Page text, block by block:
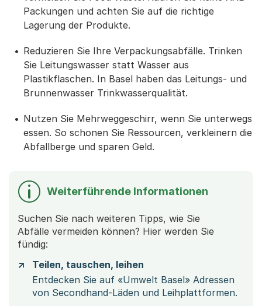
Packungen und achten Sie auf die richtige
Lagerung der Produkte.
Reduzieren Sie Ihre Verpackungsabfälle. Trinken
Sie Leitungswasser statt Wasser aus
Plastikflaschen. In Basel haben das Leitungs- und
Brunnenwasser Trinkwasserqualität.
Nutzen Sie Mehrweggeschirr, wenn Sie unterwegs
essen. So schonen Sie Ressourcen, verkleinern die
Abfallberge und sparen Geld.
Weiterführende Informationen
Suchen Sie nach weiteren Tipps, wie Sie
Abfälle vermeiden können? Hier werden Sie
fündig:
Teilen, tauschen, leihen
Entdecken Sie auf «Umwelt Basel» Adressen
von Secondhand-Läden und Leihplattformen.